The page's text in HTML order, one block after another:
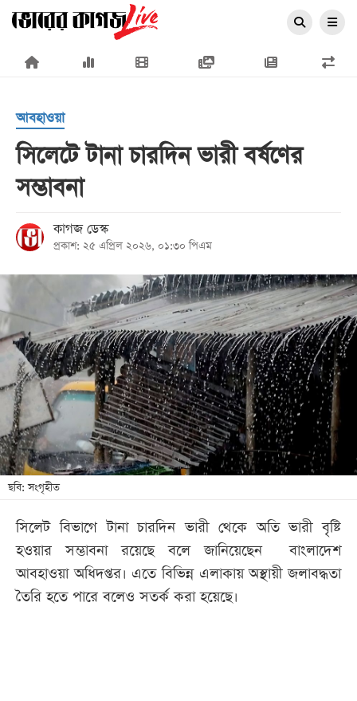
×
প্রচ্ছদ
জাতীয়
রাজনীতি
আন্তর্জাতিক
সারাদেশ
খেলা
বিনোদন
লাইফ
স্টাইল
শিক্ষা
বিভাগ
আবহাওয়া
সিলেটে টানা চারদিন ভারী বর্ষণের
সম্ভাবনা
কাগজ ডেস্ক
প্রকাশ: ২৫ এপ্রিল ২০২৬, ০১:৩০ পিএম
ছবি: সংগৃহীত
সিলেট বিভাগে টানা চারদিন ভারী থেকে অতি ভারী বৃষ্টি
হওয়ার সম্ভাবনা রয়েছে বলে জানিয়েছেন বাংলাদেশ
আবহাওয়া অধিদপ্তর। এতে বিভিন্ন এলাকায় অস্থায়ী জলাবদ্ধতা
তৈরি হতে পারে বলেও সতর্ক করা হয়েছে।